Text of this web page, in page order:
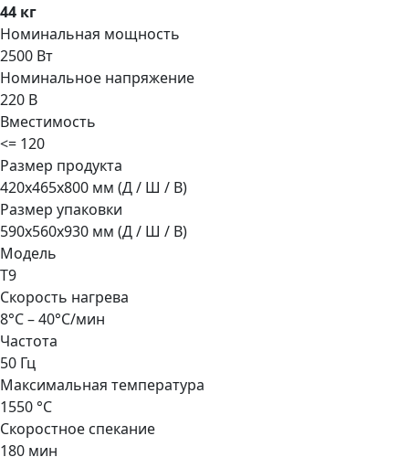
44 кг
Номинальная мощность
2500 Вт
Номинальное напряжение
220 В
Вместимость
<= 120
Размер продукта
420x465x800 мм (Д / Ш / В)
Размер упаковки
590x560x930 мм (Д / Ш / В)
Модель
T9
Скорость нагрева
8°C – 40°C/мин
Частота
50 Гц
Максимальная температура
1550 °C
Скоростное спекание
180 мин